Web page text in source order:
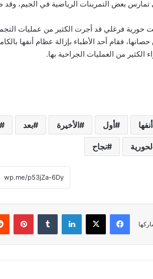
بعض التمرينات الرياضية في الجيم، وقد
حورية فرغلي قد أجرت الكثير من عمليات
فقام أحد الأطباء بإزالة عظام أنفها
الكثير من العمليات الجراحية بها.
أنفها أول الأخيرة بعد
لحورية نجاح
فيسبوك لينكدإن بينتيريست